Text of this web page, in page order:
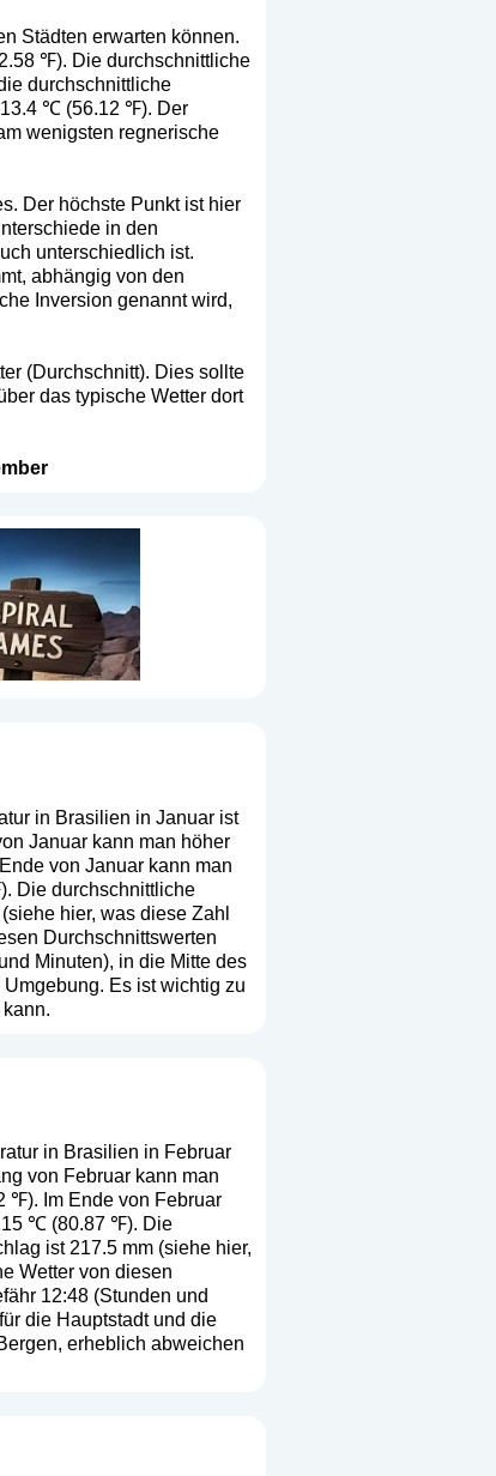
Städten erwarten können.
℉). Die durchschnittliche
durchschnittliche
13.4 ℃ (56.12 ℉). Der
wenigsten regnerische
Der höchste Punkt ist hier
in den
unterschiedlich ist.
abhängig von den
Inversion genannt wird,
(Durchschnitt). Dies sollte
das typische Wetter dort
in Brasilien in Januar ist
Januar kann man höher
von Januar kann man
Die durchschnittliche
siehe hier, was diese Zahl
Durchschnittswerten
Minuten), in die Mitte des
Es ist wichtig zu
in Brasilien in Februar
von Februar kann man
℉). Im Ende von Februar
℃ (80.87 ℉). Die
ist 217.5 mm (siehe hier,
Wetter von diesen
12:48 (Stunden und
die Hauptstadt und die
erheblich abweichen